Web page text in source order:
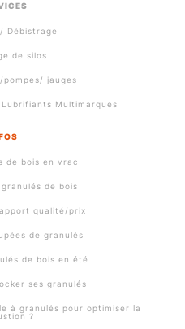
Débistrage
de silos
jauges
Multimarques
de bois en vrac
de bois
qualité/prix
de granulés
de bois en été
ses granulés
à granulés pour optimiser la
?